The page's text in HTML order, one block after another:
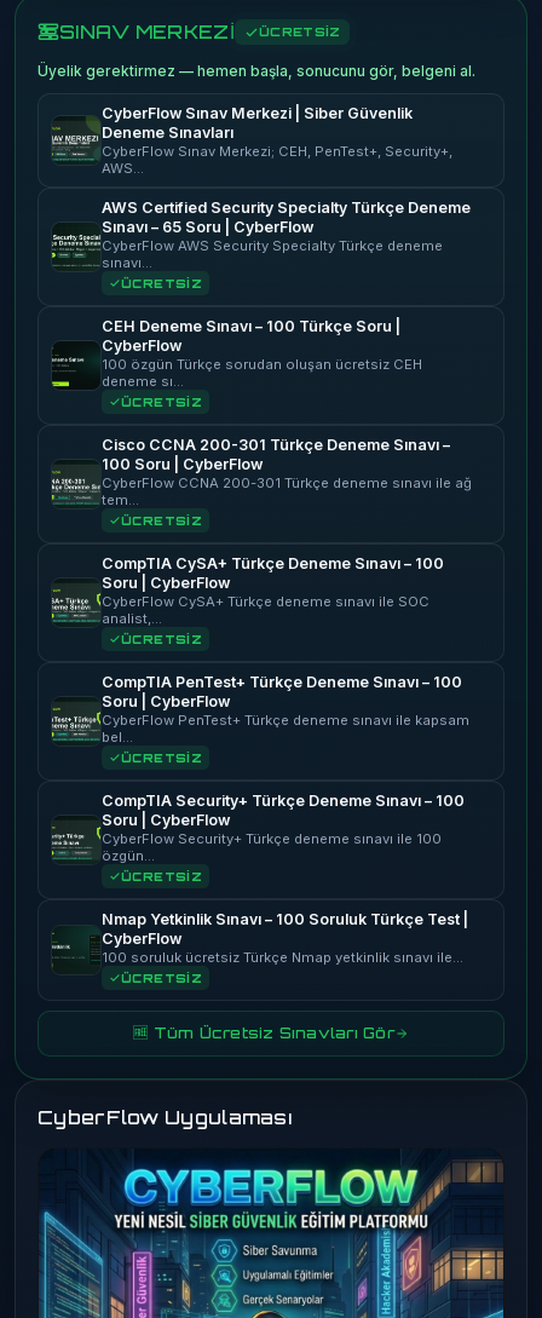
SINAV MERKEZİ ÜCRETSİZ
Üyelik gerektirmez — hemen başla, sonucunu gör, belgeni al.
CyberFlow Sınav Merkezi | Siber Güvenlik
Deneme Sınavları
CyberFlow Sınav Merkezi; CEH, PenTest+, Security+,
AWS…
AWS Certified Security Specialty Türkçe Deneme
Sınavı – 65 Soru | CyberFlow
CyberFlow AWS Security Specialty Türkçe deneme
sınavı…
ÜCRETSİZ
CEH Deneme Sınavı – 100 Türkçe Soru |
CyberFlow
100 özgün Türkçe sorudan oluşan ücretsiz CEH
deneme sı…
ÜCRETSİZ
Cisco CCNA 200-301 Türkçe Deneme Sınavı –
100 Soru | CyberFlow
CyberFlow CCNA 200-301 Türkçe deneme sınavı ile ağ
tem…
ÜCRETSİZ
CompTIA CySA+ Türkçe Deneme Sınavı – 100
Soru | CyberFlow
CyberFlow CySA+ Türkçe deneme sınavı ile SOC
analist,…
ÜCRETSİZ
CompTIA PenTest+ Türkçe Deneme Sınavı – 100
Soru | CyberFlow
CyberFlow PenTest+ Türkçe deneme sınavı ile kapsam
bel…
ÜCRETSİZ
CompTIA Security+ Türkçe Deneme Sınavı – 100
Soru | CyberFlow
CyberFlow Security+ Türkçe deneme sınavı ile 100
özgün…
ÜCRETSİZ
Nmap Yetkinlik Sınavı – 100 Soruluk Türkçe Test |
CyberFlow
100 soruluk ücretsiz Türkçe Nmap yetkinlik sınavı ile…
ÜCRETSİZ
🆓 Tüm Ücretsiz Sınavları Gör
CyberFlow Uygulaması